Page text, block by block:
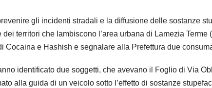
gli incidenti stradali e la diffusione delle sostanze
territori che lambiscono l’area urbana di Lamezia Terme
Cocaina e Hashish e segnalare alla Prefettura due
identificato due soggetti, che avevano il Foglio di Via
alla guida di un veicolo sotto l’effetto di sostanze